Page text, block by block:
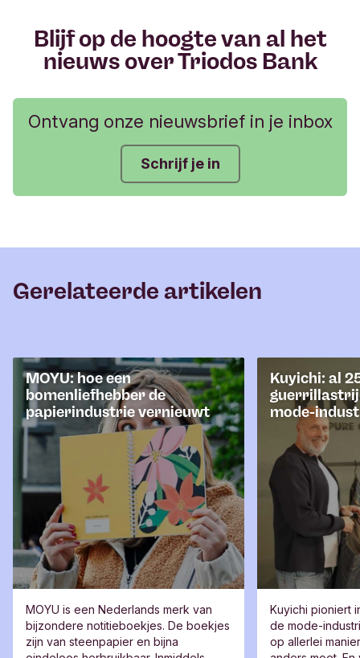
Blijf op de hoogte van al het
nieuws over Triodos Bank
Ontvang onze nieuwsbrief in je inbox
Schrijf je in
Gerelateerde artikelen
MOYU: hoe een
bomenliefhebber de
papierindustrie vernieuwt
MOYU is een Nederlands merk van
bijzondere notitieboekjes. De boekjes
zijn van steenpapier en bijna
Kuyichi: al
mode-
Kuyichi pioniert
de mode-
op allerlei